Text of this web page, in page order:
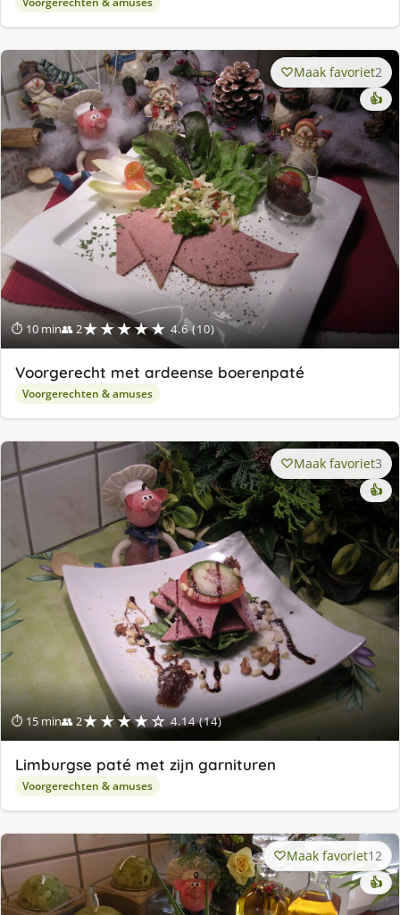
⏱ 10 min👥 2★★★★★ 4.6 (10)
Maak favoriet2
👍
Voorgerecht met ardeense boerenpaté
Voorgerechten & amuses
⏱ 15 min👥 2★★★★☆ 4.14 (14)
Maak favoriet3
👍
Limburgse paté met zijn garnituren
Voorgerechten & amuses
Maak favoriet12
👍